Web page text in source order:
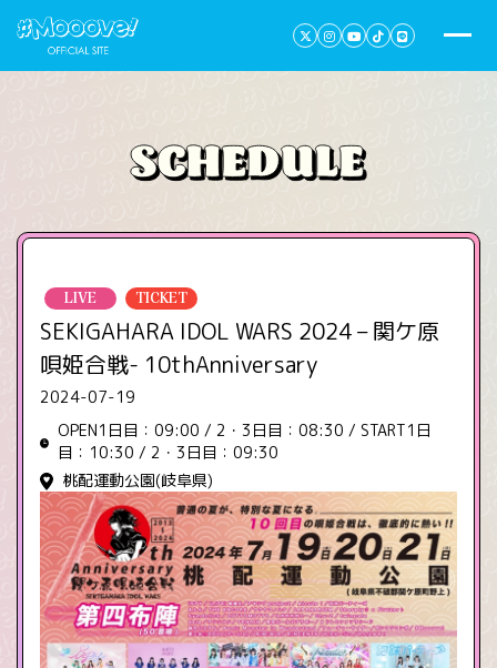
LIVE TICKET
SEKIGAHARA IDOL WARS 2024 – 関ケ原
唄姫合戦- 10thAnniversary
2024-07-19
OPEN1日目：09:00 / 2・3日目：08:30 / START1日
目：10:30 / 2・3日目：09:30
桃配運動公園(岐阜県)